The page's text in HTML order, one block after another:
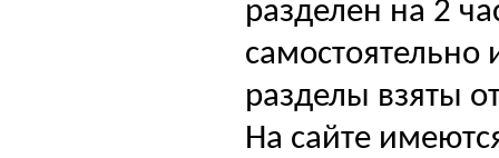
разделен на 2
самостоятельно
разделы взяты
На сайте